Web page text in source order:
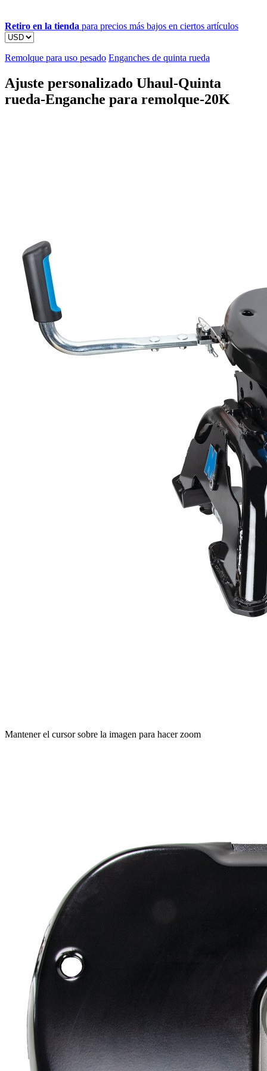
Retiro en la tienda para precios más bajos en ciertos artículos
Remolque para uso pesado Enganches de quinta rueda
Ajuste personalizado Uhaul-Quinta
rueda-Enganche para remolque-20K
Mantener el cursor sobre la imagen para hacer zoom